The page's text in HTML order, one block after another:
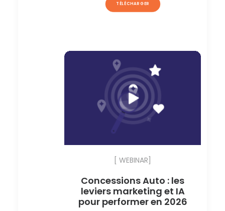
TÉLÉCHARGER
[ WEBINAR]
Concessions Auto : les
leviers marketing et IA
pour performer en 2026